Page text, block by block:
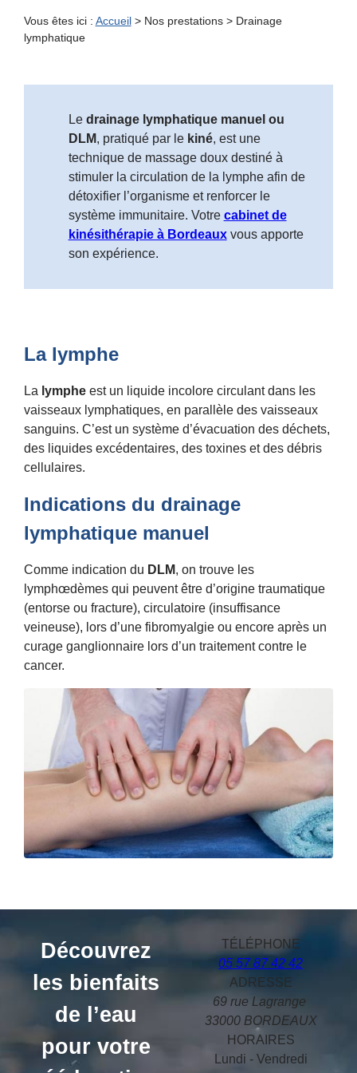
Vous êtes ici : Accueil> Nos prestations> Drainage
lymphatique
Le drainage lymphatique manuel ou
DLM, pratiqué par le kiné, est une
technique de massage doux destiné à
stimuler la circulation de la lymphe afin de
détoxifier l’organisme et renforcer le
système immunitaire. Votre cabinet de
kinésithérapie à Bordeauxvous apporte
son expérience.
La lymphe
La lympheest un liquide incolore circulant dans les
vaisseaux lymphatiques, en parallèle des vaisseaux
sanguins. C’est un système d’évacuation des déchets,
des liquides excédentaires, des toxines et des débris
cellulaires.
Indications du drainage
lymphatique manuel
Comme indication du DLM, on trouve les
lymphœdèmes qui peuvent être d’origine traumatique
(entorse ou fracture), circulatoire (insuffisance
veineuse), lors d’une fibromyalgie ou encore après un
curage ganglionnaire lors d’un traitement contre le
cancer.
Découvrez
les bienfaits
de l’eau
pour votre
TÉLÉPHONE
05 57 87 42 42
ADRESSE
69 rue Lagrange
33000 BORDEAUX
HORAIRES
Lundi - Vendredi